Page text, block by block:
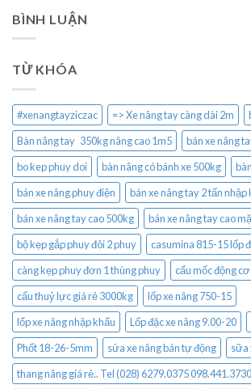
BÌNH LUẬN
TỪ KHÓA
#xenangtayziczac => Xe nâng tay càng dài 2m
Bàn nâng tay 350kg nâng cao 1m5
bán xe nâng
bo kep phuy doi
bàn nâng có bánh xe 500kg
bán xe nâng phuy điện
bán xe nâng tay 2 tấn nhập
bán xe nâng tay cao 500kg
bán xe nâng tay cao
bộ kẹp gắp phuy đôi 2 phuy
casumina 815-15 lốp
càng kẹp phuy đơn 1 thùng phuy
cẩu mốc động
cẩu thuỷ lực giá rẻ 3000kg
lốp xe nâng 750-15
lốp xe nâng nhập khẩu
Lốp đặc xe nâng 9.00-20
Phốt 18-26-5mm
sửa xe nâng bán tự động
sữa
thang nâng giá rẻ.. Tel (028) 6279.0375